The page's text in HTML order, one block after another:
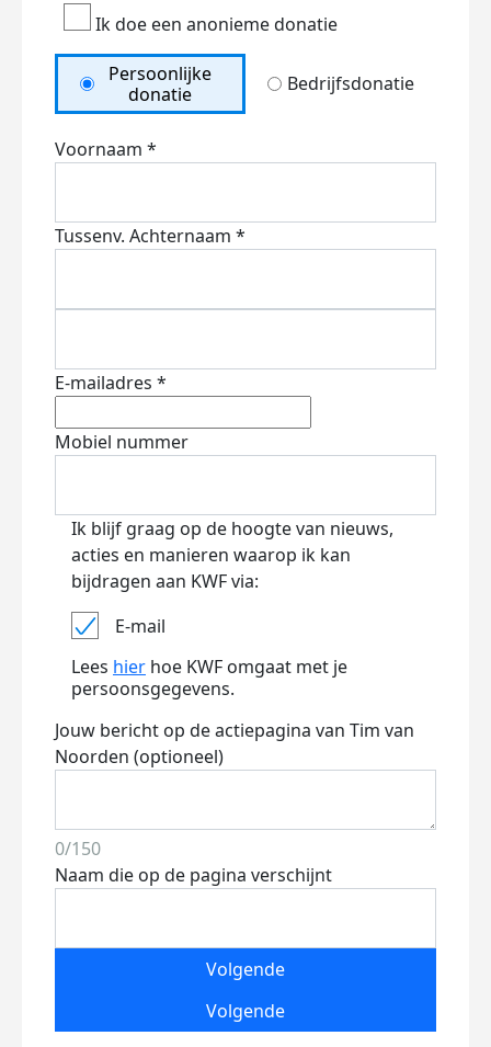
Ik doe een anonieme donatie
Persoonlijke
donatie
Bedrijfsdonatie
Voornaam *
Tussenv. Achternaam *
E-mailadres *
Mobiel nummer
Ik blijf graag op de hoogte van nieuws,
acties en manieren waarop ik kan
bijdragen aan KWF via:
E-mail
Lees hier hoe KWF omgaat met je
persoonsgegevens.
Jouw bericht op de actiepagina van Tim van
Noorden (optioneel)
0/150
Naam die op de pagina verschijnt
Volgende
Volgende